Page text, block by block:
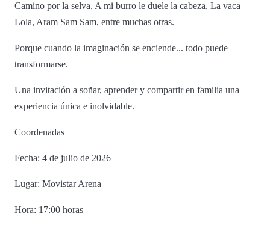
Camino por la selva, A mi burro le duele la cabeza, La vaca
Lola, Aram Sam Sam, entre muchas otras.
Porque cuando la imaginación se enciende... todo puede
transformarse.
Una invitación a soñar, aprender y compartir en familia una
experiencia única e inolvidable.
Coordenadas
Fecha: 4 de julio de 2026
Lugar: Movistar Arena
Hora: 17:00 horas